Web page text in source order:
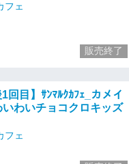
フェ
販売終了
回目】ｻﾝﾏﾙｸｶﾌｪ_カメイ
いわいチョコクロキッズ
フェ